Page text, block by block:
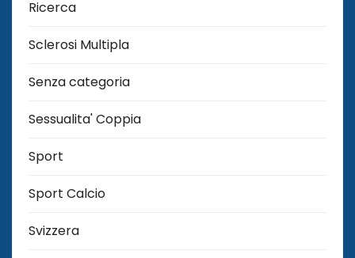
Ricerca
Sclerosi Multipla
Senza categoria
Sessualita' Coppia
Sport
Sport Calcio
Svizzera